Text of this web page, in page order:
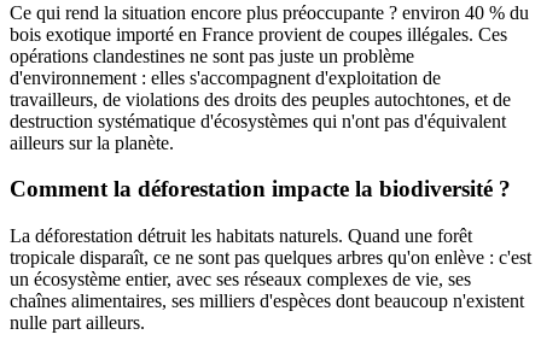
Ce qui rend la situation encore plus préoccupante ? environ 40 % du
bois exotique importé en France provient de coupes illégales. Ces
opérations clandestines ne sont pas juste un problème
d'environnement : elles s'accompagnent d'exploitation de
travailleurs, de violations des droits des peuples autochtones, et de
destruction systématique d'écosystèmes qui n'ont pas d'équivalent
ailleurs sur la planète.
Comment la déforestation impacte la biodiversité ?
La déforestation détruit les habitats naturels. Quand une forêt
tropicale disparaît, ce ne sont pas quelques arbres qu'on enlève : c'est
un écosystème entier, avec ses réseaux complexes de vie, ses
chaînes alimentaires, ses milliers d'espèces dont beaucoup n'existent
nulle part ailleurs.